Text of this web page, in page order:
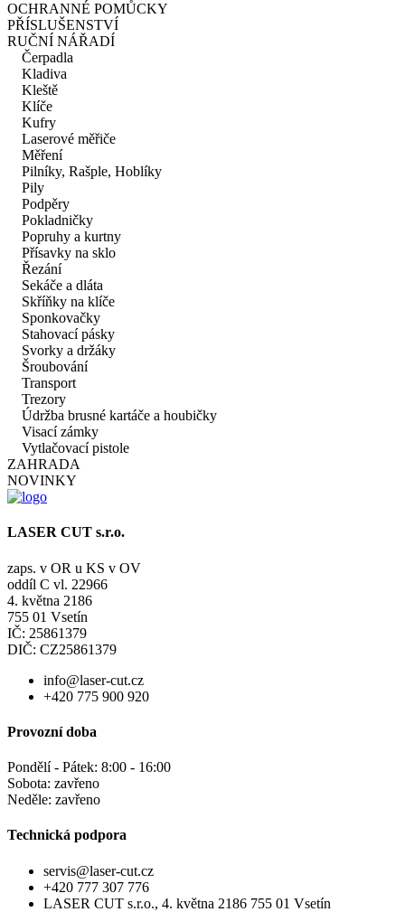
OCHRANNÉ POMŮCKY
PŘÍSLUŠENSTVÍ
RUČNÍ NÁŘADÍ
Čerpadla
Kladiva
Kleště
Klíče
Kufry
Laserové měřiče
Měření
Pilníky, Rašple, Hoblíky
Pily
Podpěry
Pokladničky
Popruhy a kurtny
Přísavky na sklo
Řezání
Sekáče a dláta
Skříňky na klíče
Sponkovačky
Stahovací pásky
Svorky a držáky
Šroubování
Transport
Trezory
Údržba brusné kartáče a houbičky
Visací zámky
Vytlačovací pistole
ZAHRADA
NOVINKY
LASER CUT s.r.o.
zaps. v OR u KS v OV
oddíl C vl. 22966
4. května 2186
755 01 Vsetín
IČ: 25861379
DIČ: CZ25861379
info@laser-cut.cz
+420 775 900 920
Provozní doba
Pondělí - Pátek: 8:00 - 16:00
Sobota: zavřeno
Neděle: zavřeno
Technická podpora
servis@laser-cut.cz
+420 777 307 776
LASER CUT s.r.o., 4. května 2186 755 01 Vsetín